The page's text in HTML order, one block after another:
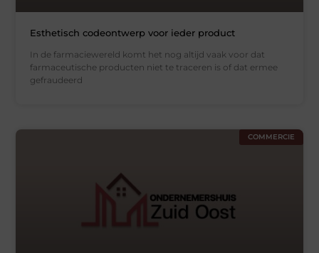
Esthetisch codeontwerp voor ieder product
In de farmaciewereld komt het nog altijd vaak voor dat
farmaceutische producten niet te traceren is of dat ermee
gefraudeerd
COMMERCIE